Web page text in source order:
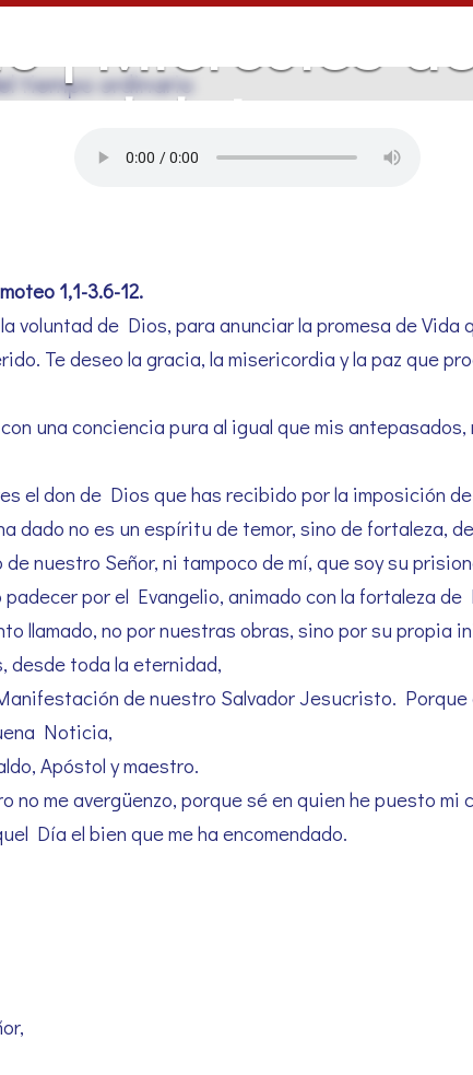
| Miércoles
del tiempo
1,1-3.6-12.
voluntad de Dios, para anunciar la promesa de Vida
Te deseo la gracia, la misericordia y la paz que
una conciencia pura al igual que mis
el don de Dios que has recibido por la imposición
dado no es un espíritu de temor, sino de fortaleza,
nuestro Señor, ni tampoco de mí, que soy su
por el Evangelio, animado con la fortaleza de
llamado, no por nuestras obras, sino por su propia
desde toda la eternidad,
de nuestro Salvador Jesucristo. Porque
Noticia,
Apóstol y maestro.
me avergüenzo, porque sé en quien he puesto mi
Día el bien que me ha encomendado.